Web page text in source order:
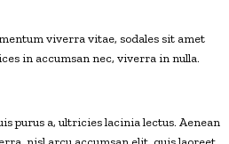
viverra vitae, sodales sit amet
in accumsan nec, viverra in nulla.
purus a, ultricies lacinia lectus. Aenean